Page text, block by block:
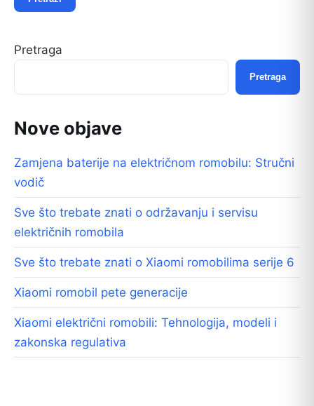
Pretraga
Pretraga
Nove objave
Zamjena baterije na električnom romobilu: Stručni
vodič
Sve što trebate znati o održavanju i servisu
električnih romobila
Sve što trebate znati o Xiaomi romobilima serije 6
Xiaomi romobil pete generacije
Xiaomi električni romobili: Tehnologija, modeli i
zakonska regulativa